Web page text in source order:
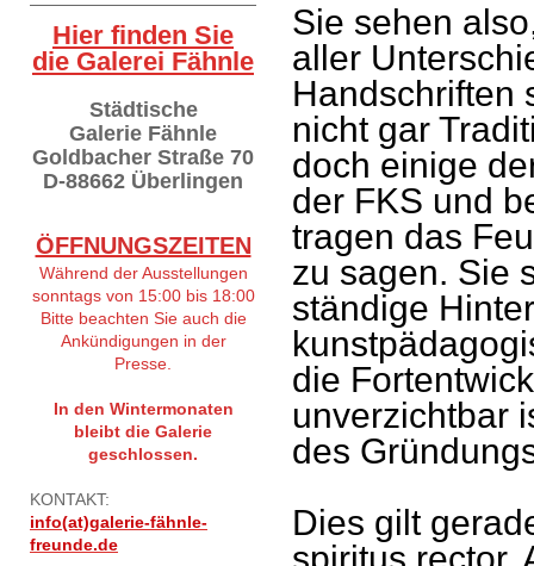
Sie sehen
aller
Handschriften
nicht gar
doch einige
der FKS und
tragen das
zu sagen. Sie
ständige
die
unverzichtbar
des
Dies gilt
spiritus rector,
Hier finden Sie
die Galerei Fähnle
Städtische
Galerie Fähnle
Goldbacher Straße 70
D-88662 Überlingen
ÖFFNUNGSZEITEN
Während der Ausstellungen
sonntags von 15:00 bis 18:00
Bitte beachten Sie auch die
Ankündigungen in der
Presse.
In den Wintermonaten
bleibt die Galerie
geschlossen.
KONTAKT:
info(at)galerie-fähnle-
freunde.de